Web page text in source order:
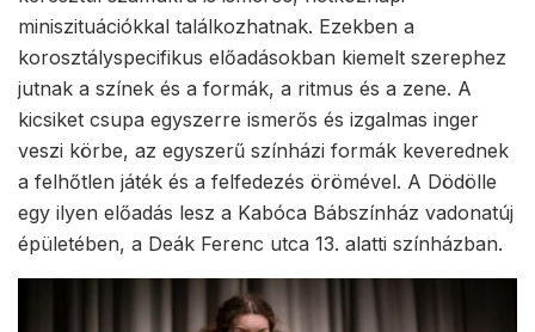
miniszituációkkal találkozhatnak. Ezekben a
korosztályspecifikus előadásokban kiemelt szerephez
jutnak a színek és a formák, a ritmus és a zene. A
kicsiket csupa egyszerre ismerős és izgalmas inger
veszi körbe, az egyszerű színházi formák keverednek
a felhőtlen játék és a felfedezés örömével. A Dödölle
egy ilyen előadás lesz a Kabóca Bábszínház vadonatúj
épületében, a Deák Ferenc utca 13. alatti színházban.